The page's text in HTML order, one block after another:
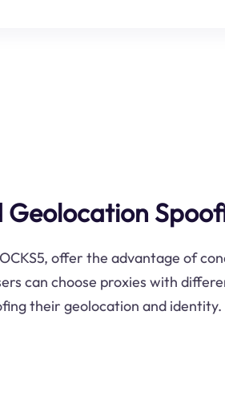
offer the advantage of
can choose proxies with
their geolocation and identity.